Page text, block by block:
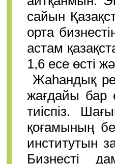
сайын
орта
астам
1,6 есе өсті
Жаһандық
жағдайы бар
тиіспіз.
қоғамының
институтын
Бизнесті